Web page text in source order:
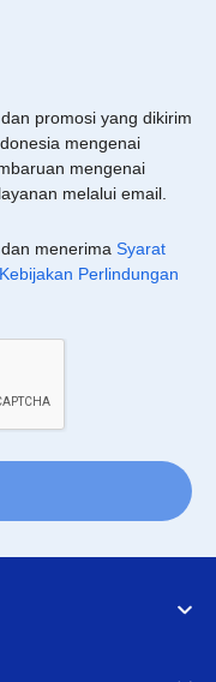
promosi yang dikirim
mengenai
mengenai
melalui email.
menerima Syarat
Kebijakan Perlindungan